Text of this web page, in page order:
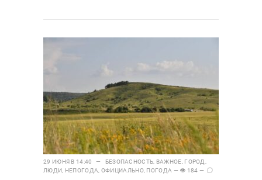
29 ИЮНЯ В 14:40 — БЕЗОПАСНОСТЬ ВАЖНОЕ ГОРОД
ЛЮДИ НЕПОГОДА ОФИЦИАЛЬНО, ПОГОДА — 👁 184 —